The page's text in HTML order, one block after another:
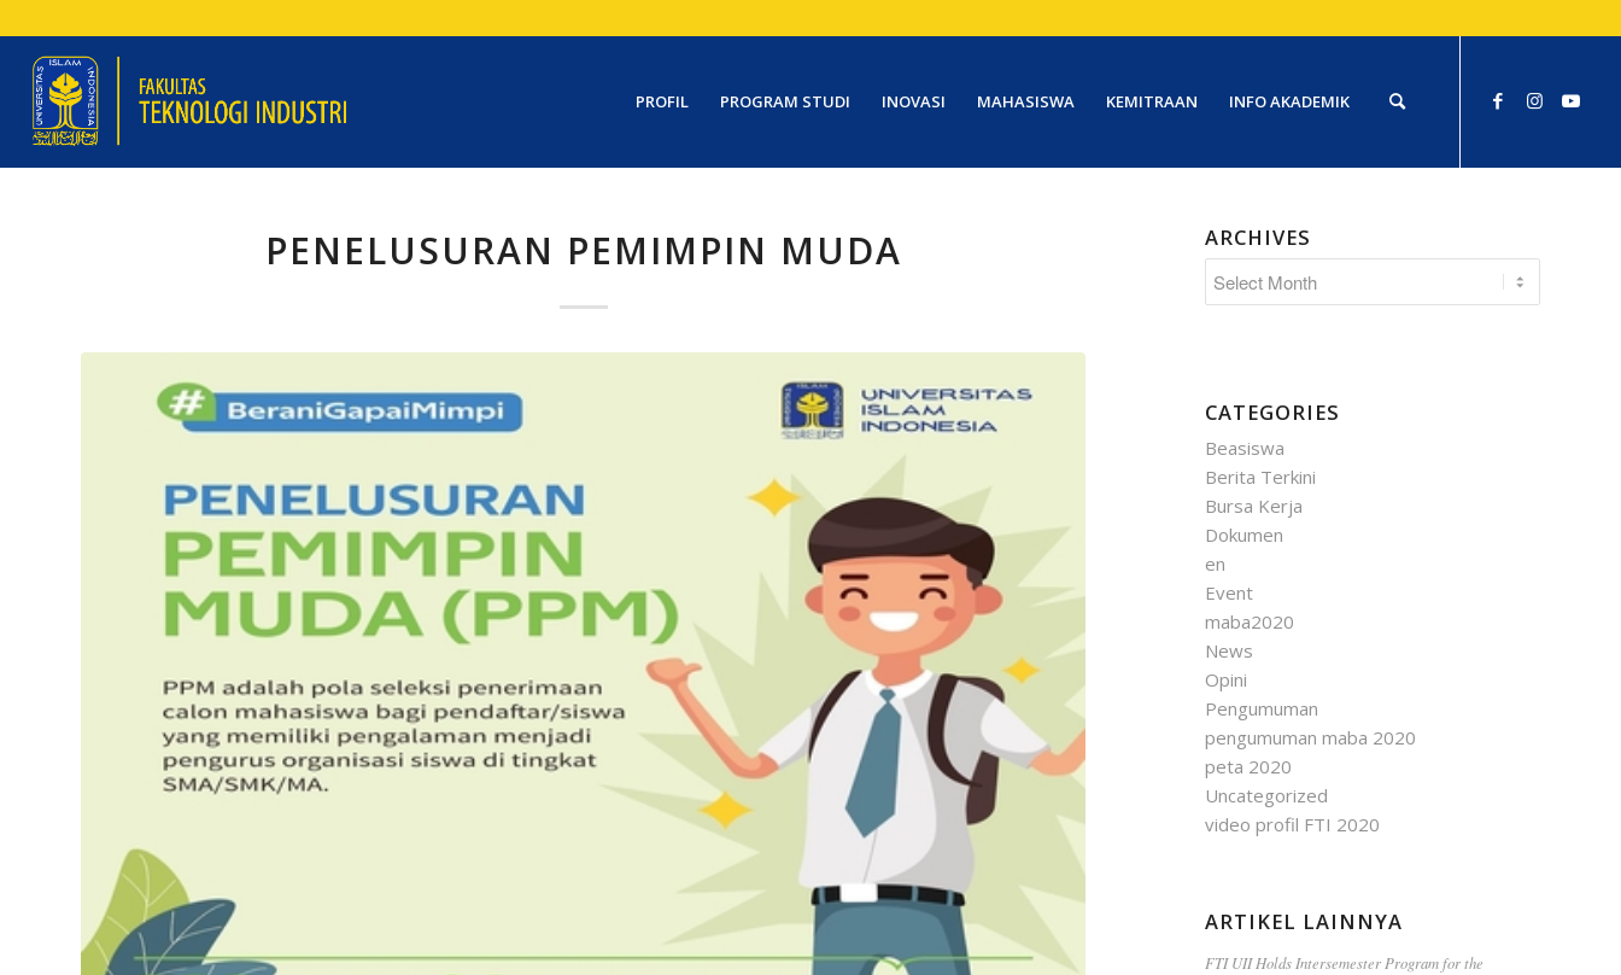
PROFIL PROGRAM STUDI INOVASI MAHASISWA KEMITRAAN INFO AKADEMIK
PENELUSURAN PEMIMPIN MUDA ARCHIVES
CATEGORIES
Beasiswa
Berita Terkini
Bursa Kerja
Dokumen
en
Event
maba2020
News
Opini
Pengumuman
pengumuman maba 2020
peta 2020
Uncategorized
video profil FTI 2020
ARTIKEL LAINNYA
FTI UII Holds Intersemester Program for the